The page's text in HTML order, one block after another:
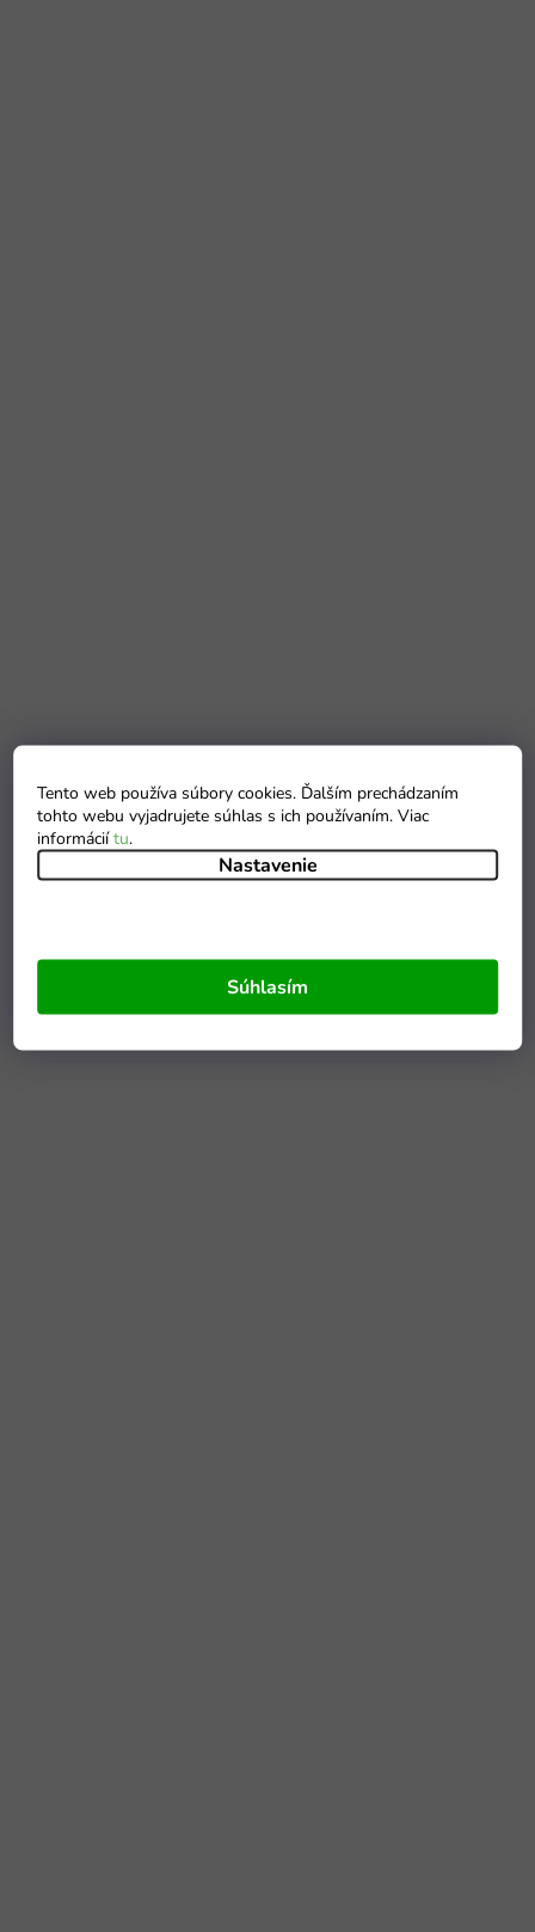
Tento web používa súbory cookies. Ďalším prechádzaním
tohto webu vyjadrujete súhlas s ich používaním. Viac
informáciítu.
Nastavenie
Súhlasím